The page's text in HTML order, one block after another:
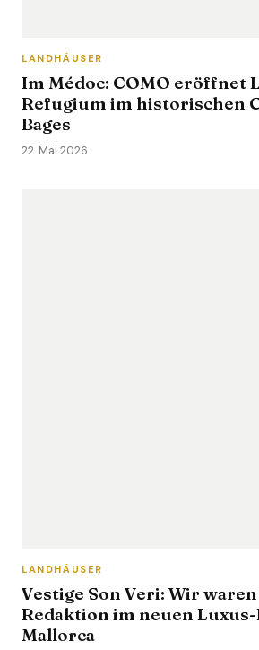
LANDHÄUSER
Im Médoc: COMO eröffnet
Refugium im historischen
Bages
22. Mai 2026
LANDHÄUSER
Vestige Son Veri: Wir
Redaktion im neuen
Mallorca